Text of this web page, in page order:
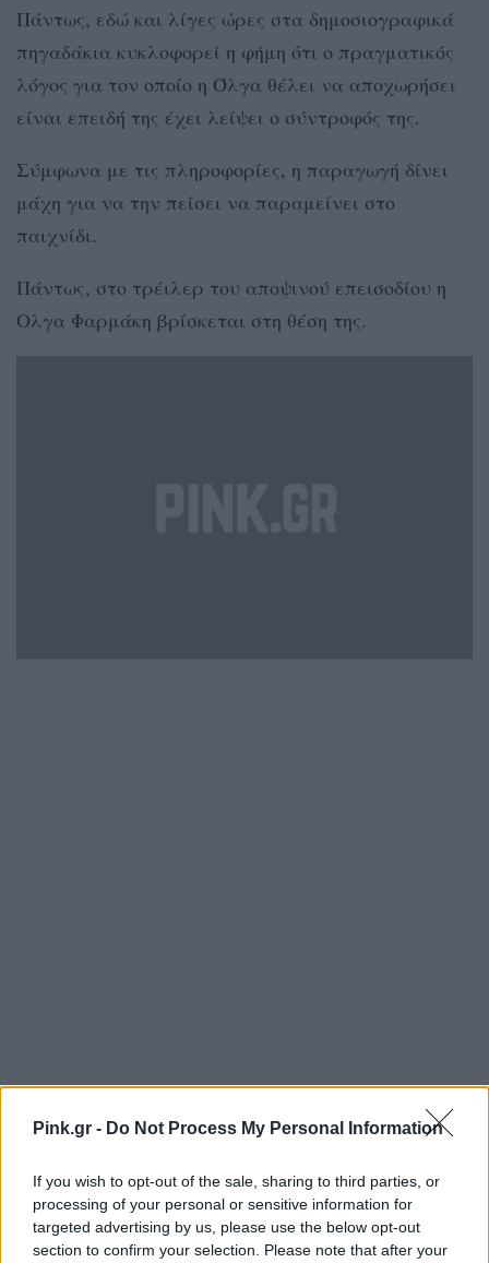
Pink.gr - Do Not Process My Personal Information
If you wish to opt-out of the sale, sharing to third parties, or
processing of your personal or sensitive information for
targeted advertising by us, please use the below opt-out
section to confirm your selection. Please note that after your
Πάντως, εδώ και λίγες ώρες στα δημοσιογραφικά
πηγαδάκια κυκλοφορεί η φήμη ότι ο πραγματικός
λόγος για τον οποίο η Όλγα θέλει να αποχωρήσει
είναι επειδή της έχει λείψει ο σύντροφός της.
Σύμφωνα με τις πληροφορίες, η παραγωγή δίνει
μάχη για να την πείσει να παραμείνει στο
παιχνίδι.
Πάντως, στο τρέιλερ του αποψινού επεισοδίου η
Ολγα Φαρμάκη βρίσκεται στη θέση της.